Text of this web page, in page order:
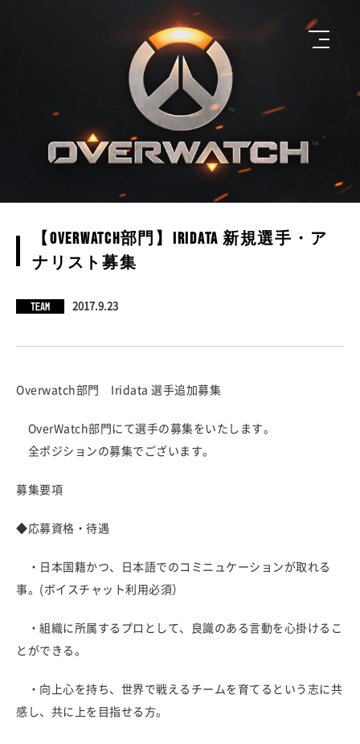
【Overwatch部門】Iridata 新規選手・ア
ナリスト募集
TEAM 2017.9.23
Overwatch部門 Iridata 選手追加募集
OverWatch部門にて選手の募集をいたします。
全ポジションの募集でございます。
募集要項
◆応募資格・待遇
・日本国籍かつ、日本語でのコミニュケーションが取れる
事。(ボイスチャット利用必須）
・組織に所属するプロとして、良識のある言動を心掛けるこ
とができる。
・向上心を持ち、世界で戦えるチームを育てるという志に共
感し、共に上を目指せる方。